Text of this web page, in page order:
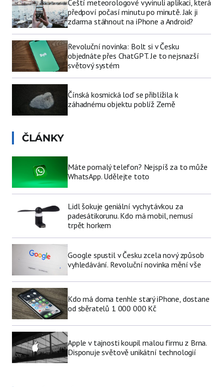
Čeští meteorologové vyvinuli aplikaci, která
předpoví počasí minutu po minutě. Jak ji
zdarma stáhnout na iPhone a Android?
Revoluční novinka: Bolt si v Česku
objednáte přes ChatGPT. Je to nejsnazší
světový systém
Čínská kosmická loď se přiblížila k
záhadnému objektu poblíž Země
ČLÁNKY
Máte pomalý telefon? Nejspíš za to může
WhatsApp. Udělejte toto
Lidl šokuje geniální vychytávkou za
padesátikorunu. Kdo má mobil, nemusí
trpět horkem
Google spustil v Česku zcela nový způsob
vyhledávání. Revoluční novinka mění vše
Kdo má doma tenhle starý iPhone, dostane
od sběratelů 1 000 000 Kč
Apple v tajnosti koupil malou firmu z Brna.
Disponuje světově unikátní technologií